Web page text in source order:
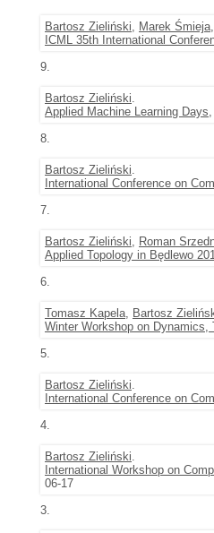
Bartosz Zieliński, Marek Śmieja,
ICML 35th International
9.
Bartosz Zieliński.
Applied Machine Learning Days
8.
Bartosz Zieliński.
International Conference on
7.
Bartosz Zieliński, Roman
Applied Topology in Będlewo
6.
Tomasz Kapela, Bartosz
Winter Workshop on Dynamics,
5.
Bartosz Zieliński.
International Conference on
4.
Bartosz Zieliński.
International Workshop on
06-17
3.